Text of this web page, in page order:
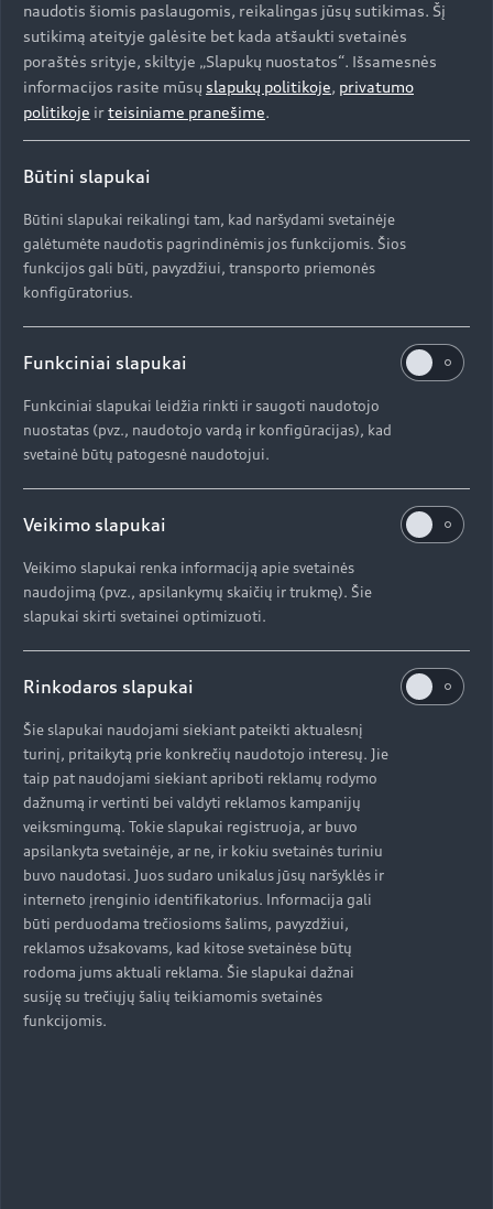
naudotis šiomis paslaugomis, reikalingas jūsų sutikimas. Šį
sutikimą ateityje galėsite bet kada atšaukti svetainės
poraštės srityje, skiltyje „Slapukų nuostatos“. Išsamesnės
informacijos rasite mūsų slapukų politikoje, privatumo
politikoje irteisiniame pranešime.
Būtini slapukai
Būtini slapukai reikalingi tam, kad naršydami svetainėje
galėtumėte naudotis pagrindinėmis jos funkcijomis. Šios
funkcijos gali būti, pavyzdžiui, transporto priemonės
konfigūratorius.
Funkciniai slapukai
Funkciniai slapukai leidžia rinkti ir saugoti naudotojo
nuostatas (pvz., naudotojo vardą ir konfigūracijas), kad
svetainė būtų patogesnė naudotojui.
Veikimo slapukai
Veikimo slapukai renka informaciją apie svetainės
naudojimą (pvz., apsilankymų skaičių ir trukmę). Šie
slapukai skirti svetainei optimizuoti.
Rinkodaros slapukai
Šie slapukai naudojami siekiant pateikti aktualesnį
turinį, pritaikytą prie konkrečių naudotojo interesų. Jie
taip pat naudojami siekiant apriboti reklamų rodymo
dažnumą ir vertinti bei valdyti reklamos kampanijų
veiksmingumą. Tokie slapukai registruoja, ar buvo
apsilankyta svetainėje, ar ne, ir kokiu svetainės turiniu
buvo naudotasi. Juos sudaro unikalus jūsų naršyklės ir
interneto įrenginio identifikatorius. Informacija gali
būti perduodama trečiosioms šalims, pavyzdžiui,
reklamos užsakovams, kad kitose svetainėse būtų
rodoma jums aktuali reklama. Šie slapukai dažnai
susiję su trečiųjų šalių teikiamomis svetainės
funkcijomis.